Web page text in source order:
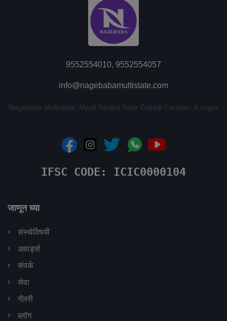
9552554010, 9552554057
info@nagebabamultistate.com
Nagebaba Multistate, Mauli Sankul Near Zopadi Canteen A.nagar
IFSC CODE: ICIC0000104
जाणून घ्या
संस्थेविषयी
अवार्ड्स
संपर्क
सेवा
गॅलरी
ब्लॉग